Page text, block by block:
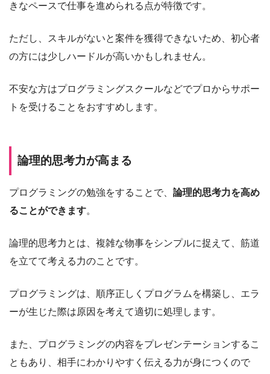
きなペースで仕事を進められる点が特徴です。
ただし、スキルがないと案件を獲得できないため、初心者
の方には少しハードルが高いかもしれません。
不安な方はプログラミングスクールなどでプロからサポー
トを受けることをおすすめします。
論理的思考力が高まる
プログラミングの勉強をすることで、 論理的思考力を高め
ることができます。
論理的思考力とは、複雑な物事をシンプルに捉えて、筋道
を立てて考える力のことです。
プログラミングは、順序正しくプログラムを構築し、エラ
ーが生じた際は原因を考えて適切に処理します。
また、プログラミングの内容をプレゼンテーションするこ
ともあり、相手にわかりやすく伝える力が身につくので